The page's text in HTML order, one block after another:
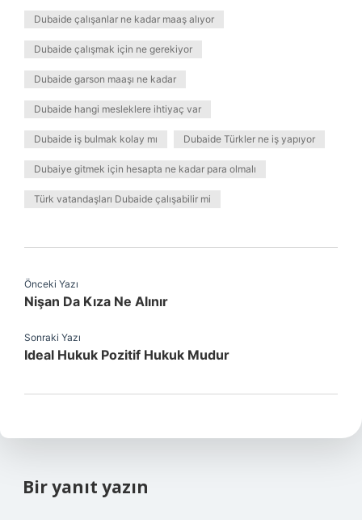
Dubaide çalışanlar ne kadar maaş alıyor
Dubaide çalışmak için ne gerekiyor
Dubaide garson maaşı ne kadar
Dubaide hangi mesleklere ihtiyaç var
Dubaide iş bulmak kolay mı Dubaide Türkler ne iş yapıyor
Dubaiye gitmek için hesapta ne kadar para olmalı
Türk vatandaşları Dubaide çalışabilir mi
Önceki Yazı
Nişan Da Kıza Ne Alınır
Sonraki Yazı
Ideal Hukuk Pozitif Hukuk Mudur
Bir yanıt yazın